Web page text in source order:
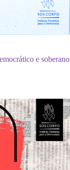
e soberano